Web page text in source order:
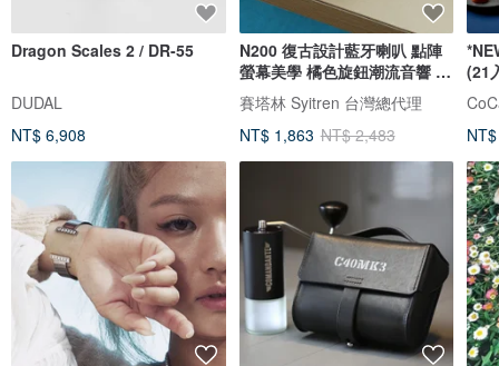
Dragon Scales 2 / DR-55
DUDAL
NT$ 6,908
N200 復古設計藍牙喇叭 點陣
螢幕美學 橘色旋鈕潮流音響 藍
芽喇叭
賽塔林 Syitren 台灣總代理
NT$ 1,863 NT$ 2,483
(21
坊